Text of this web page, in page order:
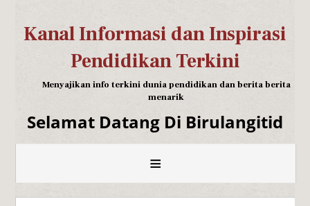
Kanal Informasi dan Inspirasi
Pendidikan Terkini
Menyajikan info terkini dunia pendidikan dan berita berita
menarik
Selamat Datang Di Birulangitid
≡